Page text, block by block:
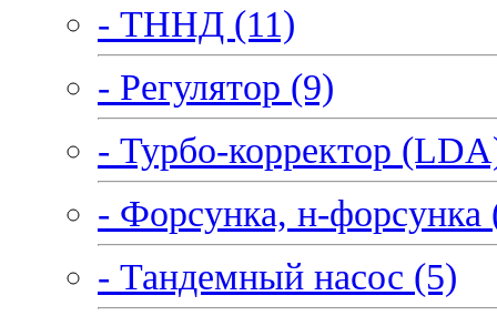
- ТННД (11)
- Регулятор (9)
- Турбо-корректор
- Форсунка, н-форсунка
- Тандемный насос (5)